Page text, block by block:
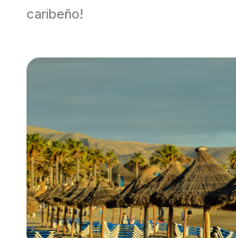
caribeño!